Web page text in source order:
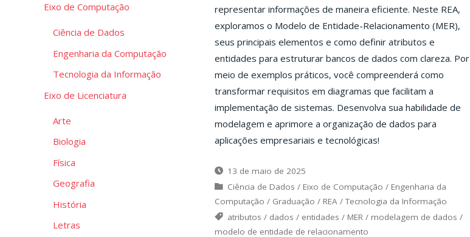
representar informações de maneira eficiente. Neste REA,
exploramos o Modelo de Entidade-Relacionamento (MER),
seus principais elementos e como definir atributos e
entidades para estruturar bancos de dados com clareza. Por
meio de exemplos práticos, você compreenderá como
transformar requisitos em diagramas que facilitam a
implementação de sistemas. Desenvolva sua habilidade de
modelagem e aprimore a organização de dados para
aplicações empresariais e tecnológicas!
13 de maio de 2025
Ciência de Dados / Eixo de Computação / Engenharia da
Computação / Graduação / REA/Tecnologia da Informação
atributos / dados / entidades / MER / modelagem de dados /
modelo de entidade de relacionamento
Eixo de Computação
Ciência de Dados
Engenharia da Computação
Tecnologia da Informação
Eixo de Licenciatura
Arte
Biologia
Física
Geografia
História
Letras